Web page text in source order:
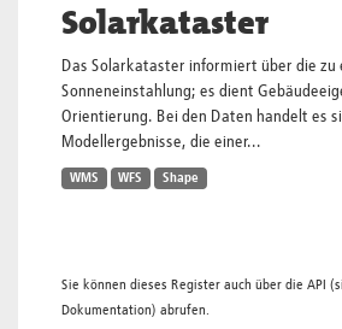
Solarkataster
Das Solarkataster informiert über die zu
Sonneneinstahlung; es dient
Orientierung. Bei den Daten handelt es
Modellergebnisse, die einer...
WMS WFS Shape
Sie können dieses Register auch über die API
Dokumentation) abrufen.